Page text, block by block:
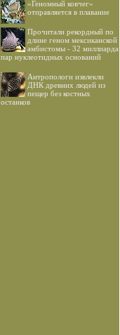
«Геномный ковчег»
отправляется в плавание
Прочитали рекордный по
длине геном мексиканской
амбистомы - 32 миллиарда
пар нуклеотидных оснований
Антропологи извлекли
ДНК древних людей из
пещер без костных
останков